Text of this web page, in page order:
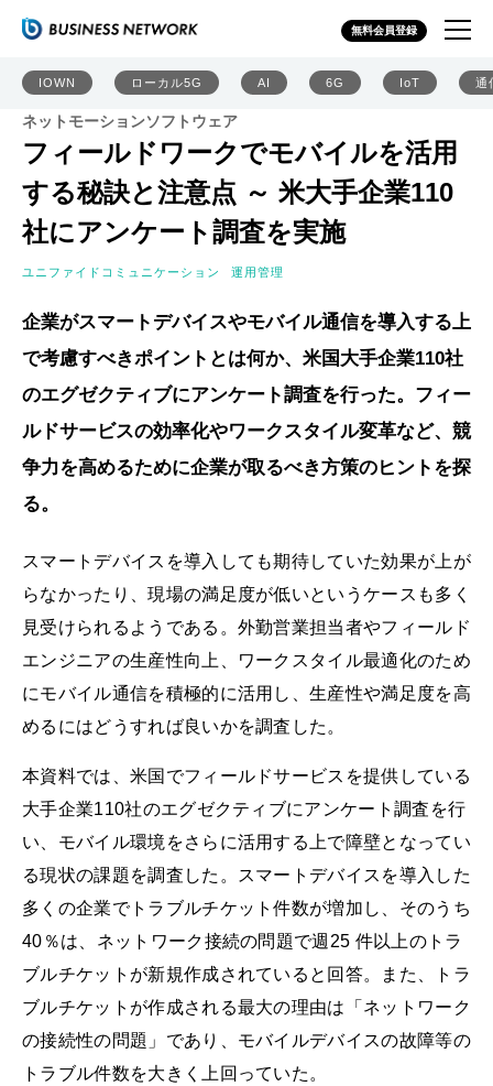
無料会員登録
IOWN ローカル5G AI 6G IoT 通
ネットモーションソフトウェア
フィールドワークでモバイルを活用
する秘訣と注意点 ～ 米大手企業110
社にアンケート調査を実施
ユニファイドコミュニケーション 運用管理
企業がスマートデバイスやモバイル通信を導入する上
で考慮すべきポイントとは何か、米国大手企業110社
のエグゼクティブにアンケート調査を行った。フィー
ルドサービスの効率化やワークスタイル変革など、競
争力を高めるために企業が取るべき方策のヒントを探
る。
スマートデバイスを導入しても期待していた効果が上が
らなかったり、現場の満足度が低いというケースも多く
見受けられるようである。外勤営業担当者やフィールド
エンジニアの生産性向上、ワークスタイル最適化のため
にモバイル通信を積極的に活用し、生産性や満足度を高
めるにはどうすれば良いかを調査した。
本資料では、米国でフィールドサービスを提供している
大手企業110社のエグゼクティブにアンケート調査を行
い、モバイル環境をさらに活用する上で障壁となってい
る現状の課題を調査した。スマートデバイスを導入した
多くの企業でトラブルチケット件数が増加し、そのうち
40％は、ネットワーク接続の問題で週25 件以上のトラ
ブルチケットが新規作成されていると回答。また、トラ
ブルチケットが作成される最大の理由は「ネットワーク
の接続性の問題」であり、モバイルデバイスの故障等の
トラブル件数を大きく上回っていた。